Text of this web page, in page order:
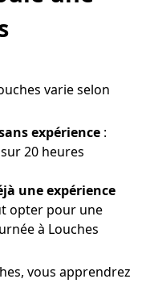
varie selon
expérience :
20 heures
une expérience
opter pour une
à Louches
vous apprendrez